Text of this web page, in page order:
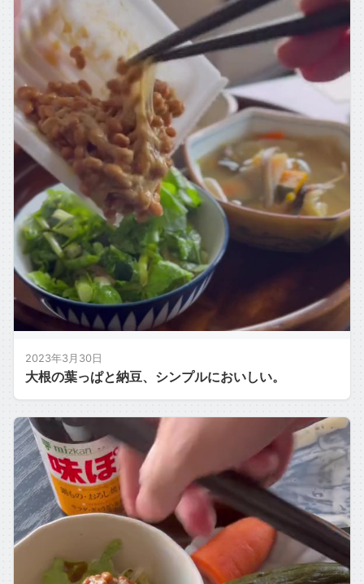
2023年3月30日
大根の葉っぱと納豆、シンプルにおいしい。